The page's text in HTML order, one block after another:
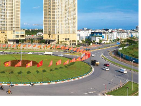
CÁC HỘ GIA ĐÌNH...
NGÔ QUYỀN THÔNG TIN Về việc cưỡng
thu hồi nhà là...
HỎI, TẶNG QUÀ GIA ĐÌNH CHÍNH SÁCH,
27/7
NGHĨA TRANG LIỆT SĨ NHÂN KỶ NIỆM 79
LIỆT SĨ 27/7